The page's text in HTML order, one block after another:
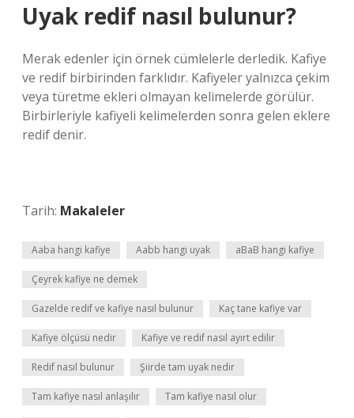
Uyak redif nasıl bulunur?
Merak edenler için örnek cümlelerle derledik. Kafiye
ve redif birbirinden farklıdır. Kafiyeler yalnızca çekim
veya türetme ekleri olmayan kelimelerde görülür.
Birbirleriyle kafiyeli kelimelerden sonra gelen eklere
redif denir.
Tarih: Makaleler
Aaba hangi kafiye Aabb hangi uyak aBaB hangi kafiye
Çeyrek kafiye ne demek
Gazelde redif ve kafiye nasıl bulunur Kaç tane kafiye var
Kafiye ölçüsü nedir Kafiye ve redif nasıl ayırt edilir
Redif nasıl bulunur Şiirde tam uyak nedir
Tam kafiye nasıl anlaşılır Tam kafiye nasıl olur